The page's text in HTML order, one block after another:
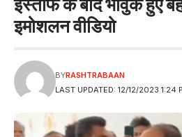
इस्तीफे के बाद भावुक हुए
इमोशलन वीडियो
LAST UPDATED: 12/12/2023 1:24
BYRASHTRABAAN